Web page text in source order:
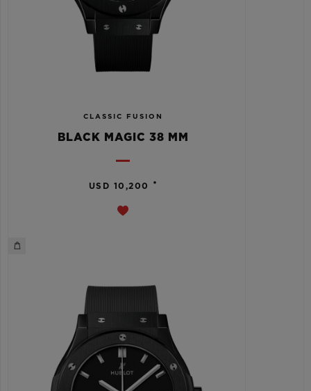
CLASSIC FUSION
BLACK MAGIC 38 MM
USD 10,200 •